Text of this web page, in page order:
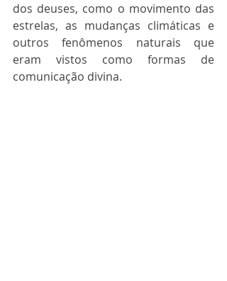
dos deuses, como o movimento das
estrelas, as mudanças climáticas e
outros fenômenos naturais que
eram vistos como formas de
comunicação divina.